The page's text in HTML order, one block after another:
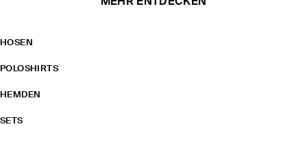
HOSEN
POLOSHIRTS
HEMDEN
SETS